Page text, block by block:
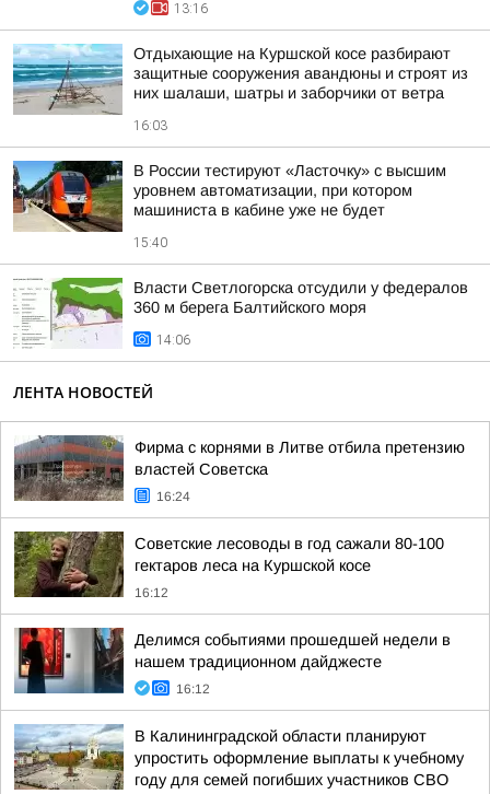
13:16
Отдыхающие на Куршской косе разбирают
защитные сооружения авандюны и строят из
них шалаши, шатры и заборчики от ветра
16:03
В России тестируют «Ласточку» с высшим
уровнем автоматизации, при котором
машиниста в кабине уже не будет
15:40
Власти Светлогорска отсудили у федералов
360 м берега Балтийского моря
14:06
ЛЕНТА НОВОСТЕЙ
Фирма с корнями в Литве отбила претензию
властей Советска
16:24
Советские лесоводы в год сажали 80-100
гектаров леса на Куршской косе
16:12
Делимся событиями прошедшей недели в
нашем традиционном дайджесте
16:12
В Калининградской области планируют
упростить оформление выплаты к учебному
году для семей погибших участников СВО